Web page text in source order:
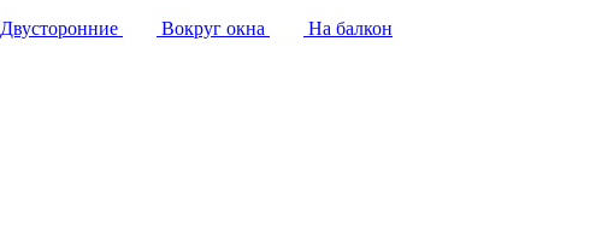
Двусторонние Вокруг окна На балкон